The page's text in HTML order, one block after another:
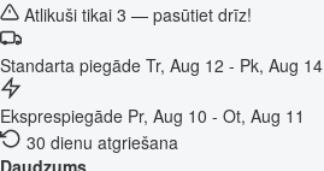
Atlikuši tikai 3 — pasūtiet drīz!
Standarta piegāde Tr, Aug 12 - Pk, Aug 14
Eksprespiegāde Pr, Aug 10 - Ot, Aug 11
30 dienu atgriešana
Daudzums